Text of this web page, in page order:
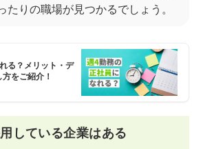
たりの職場が見つかるでしょう。
る？メリット・デ
をご紹介！
している企業はある